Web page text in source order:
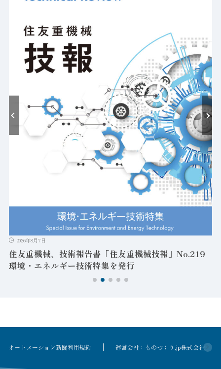
2026年8月7日
住友重機械、技術報告書「住友重機械技報」No.219
環境・エネルギー技術特集を発行
オートメーション新聞利用規約 運営会社：ものづくり.jp株式会社